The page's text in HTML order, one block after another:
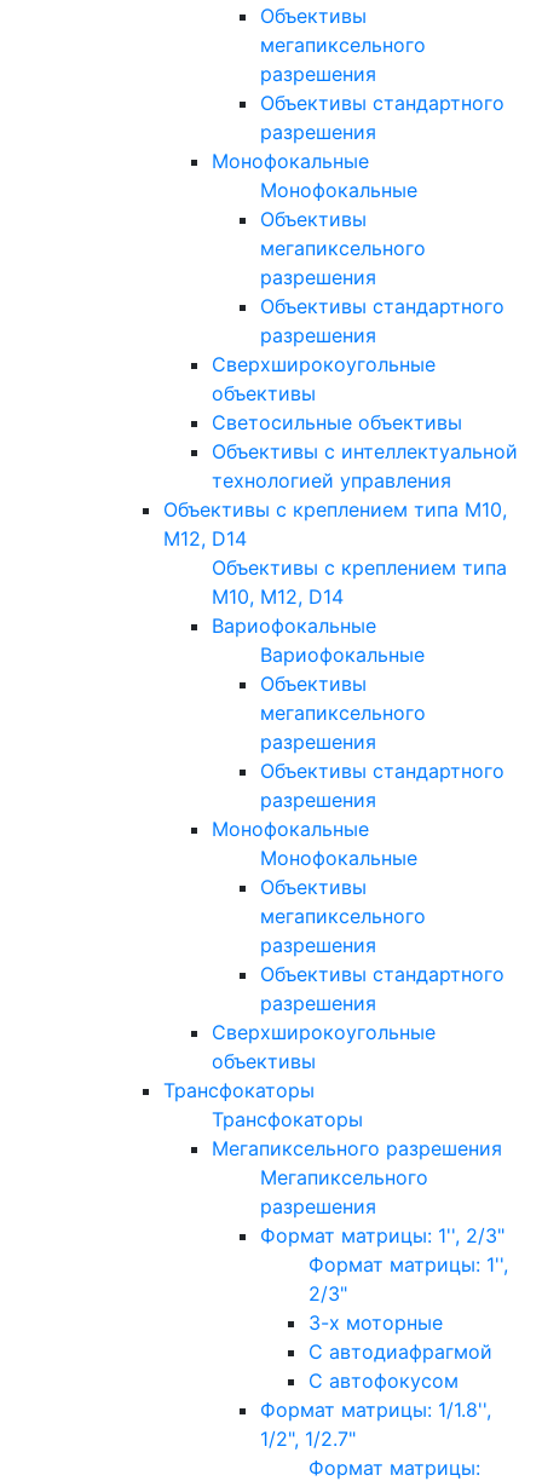
Объективы
мегапиксельного
разрешения
Объективы стандартного
разрешения
Монофокальные
Монофокальные
Объективы
мегапиксельного
разрешения
Объективы стандартного
разрешения
Сверхширокоугольные
объективы
Светосильные объективы
Объективы с интеллектуальной
технологией управления
Объективы с креплением типа M10,
M12, D14
Объективы с креплением типа
M10, M12, D14
Вариофокальные
Вариофокальные
Объективы
мегапиксельного
разрешения
Объективы стандартного
разрешения
Монофокальные
Монофокальные
Объективы
мегапиксельного
разрешения
Объективы стандартного
разрешения
Сверхширокоугольные
объективы
Трансфокаторы
Трансфокаторы
Мегапиксельного разрешения
Мегапиксельного
разрешения
Формат матрицы: 1'', 2/3"
Формат матрицы: 1'',
2/3"
3-х моторные
С автодиафрагмой
С автофокусом
Формат матрицы: 1/1.8'',
1/2", 1/2.7"
Формат матрицы: